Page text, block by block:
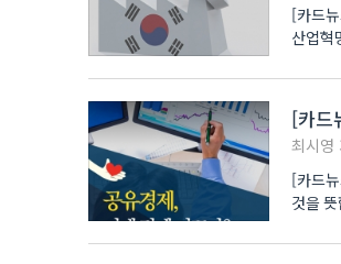
[카드
산업혁
[카드
최시영
[카드
것을